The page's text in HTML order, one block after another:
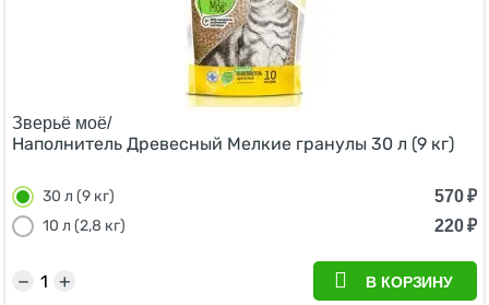
Зверьё моё/
Наполнитель Древесный Мелкие гранулы 30 л (9 кг)
30 л (9 кг) 570₽
10 л (2,8 кг)
220₽
+
− В КОРЗИНУ